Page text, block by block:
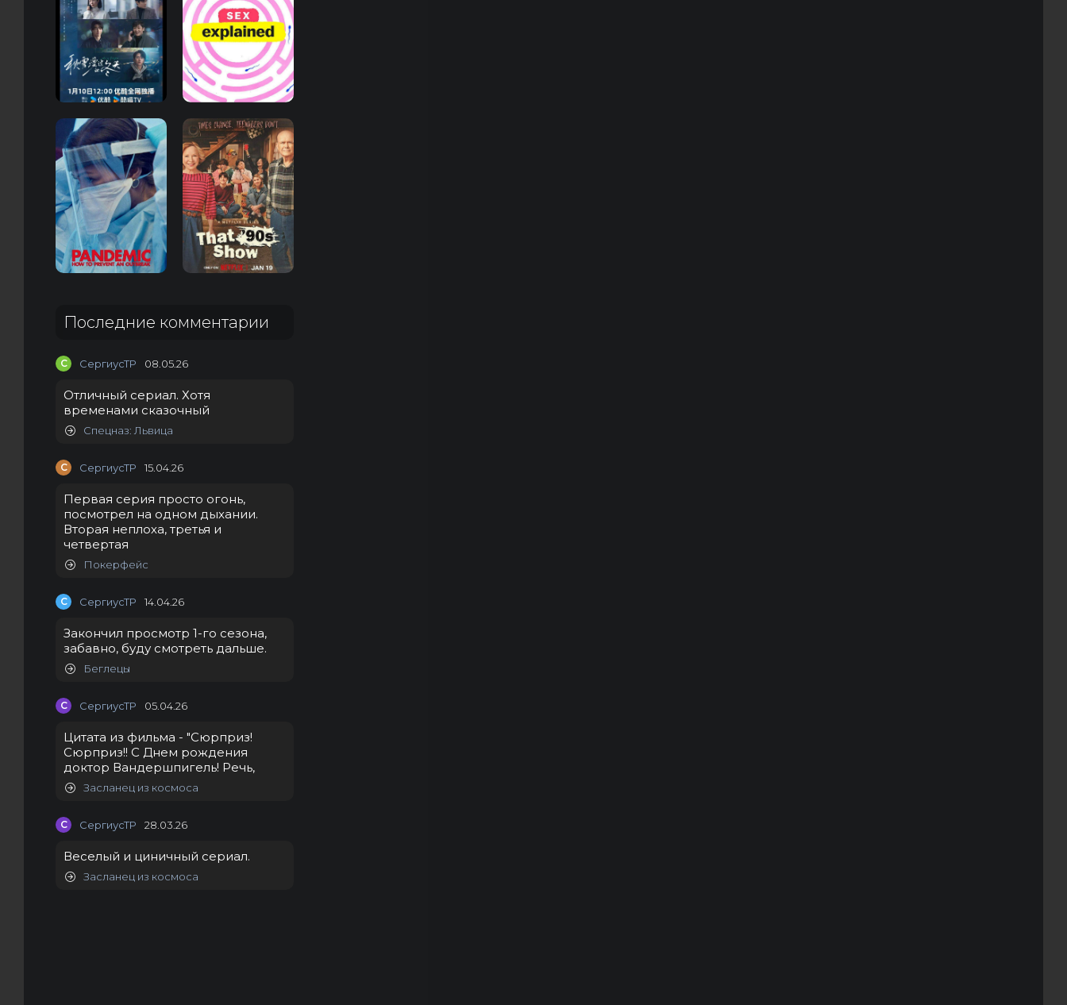
Последние комментарии
С СергиусТР 08.05.26
Отличный сериал. Хотя
временами сказочный
Спецназ: Львица
С СергиусТР 15.04.26
Первая серия просто огонь,
посмотрел на одном дыхании.
Вторая неплоха, третья и
четвертая
Покерфейс
С СергиусТР 14.04.26
Закончил просмотр 1-го сезона,
забавно, буду смотреть дальше.
Беглецы
С СергиусТР 05.04.26
Цитата из фильма - "Сюрприз!
Сюрприз!! С Днем рождения
доктор Вандершпигель! Речь,
Засланец из космоса
С СергиусТР 28.03.26
Веселый и циничный сериал.
Засланец из космоса